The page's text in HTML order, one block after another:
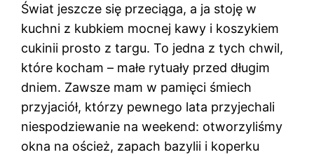
Świat jeszcze się przeciąga, a ja stoję w
kuchni z kubkiem mocnej kawy i koszykiem
cukinii prosto z targu. To jedna z tych chwil,
które kocham – małe rytuały przed długim
dniem. Zawsze mam w pamięci śmiech
przyjaciół, którzy pewnego lata przyjechali
niespodziewanie na weekend: otworzyliśmy
okna na oścież, zapach bazylii i koperku